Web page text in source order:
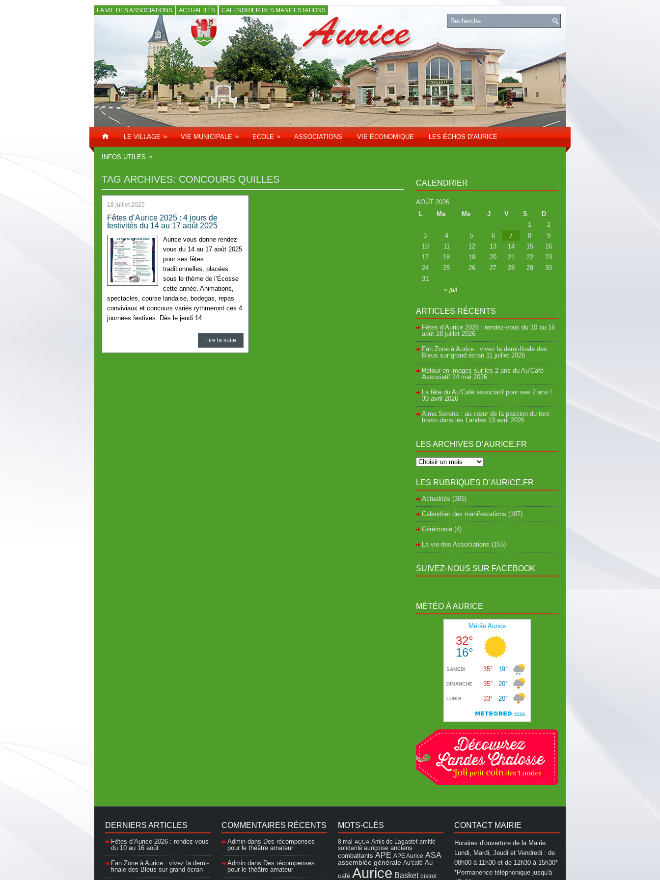
LA VIE DES ASSOCIATIONS ACTUALITÉS CALENDRIER DES MANIFESTATIONS
LE VILLAGE » VIE MUNICIPALE » ECOLE » ASSOCIATIONS VIE ÉCONOMIQUE LES ÉCHOS D’AURICE
INFOS UTILES »
TAG ARCHIVES: CONCOURS QUILLES
18 juillet 2025
Fêtes d’Aurice 2025 : 4 jours de
festivités du 14 au 17 août 2025
Aurice vous donne rendez-
vous du 14 au 17 août 2025
pour ses fêtes
traditionnelles, placées
sous le thème de l’Écosse
cette année. Animations,
spectacles, course landaise, bodegas, repas
conviviaux et concours variés rythmeront ces 4
journées festives. Dès le jeudi 14
Lire la suite
CALENDRIER
AOÛT 2026
L
Ma Me J V S D
« juil
1
2
3
4 5 6 7 8
9
10
11 12 13 14 15
16
17
18 19 20 21 22
23
24
25 26 27 28 29
30
31
ARTICLES RÉCENTS
Fêtes d’Aurice 2026 : rendez-vous du 10 au 16
août 28 juillet 2026
Fan Zone à Aurice : vivez la demi-finale des
Bleus sur grand écran 11 juillet 2026
Retour en images sur les 2 ans du Au’Café
Associatif 24 mai 2026
La fête du Au’Café associatif pour ses 2 ans !
30 avril 2026
Alma Serena : au cœur de la passion du toro
bravo dans les Landes 13 avril 2026
LES ARCHIVES D’AURICE.FR
LES RUBRIQUES D’AURICE.FR
Actualités (305)
Calendrier des manifestations (107)
Cérémonie (4)
La vie des Associations (155)
SUIVEZ-NOUS SUR FACEBOOK
MÉTÉO À AURICE
DERNIERS ARTICLES
Fêtes d’Aurice 2026 : rendez-vous
du 10 au 16 août
Fan Zone à Aurice : vivez la demi-
finale des Bleus sur grand écran
COMMENTAIRES RÉCENTS
Admin dans Des récompenses
pour le théâtre amateur
Admin dans Des récompenses
pour le théâtre amateur
MOTS-CLÉS
8 mai ACCA Amis de Lagastet amitié
solidarité auriçoise anciens
combattants APE APE Aurice ASA
assemblée générale Au'café Au
café Aurice Basket bistrot
CONTACT MAIRIE
Horaires d'ouverture de la Mairie:
Lundi, Mardi, Jeudi et Vendredi : de
08h00 à 11h30 et de 12h30 à 15h30*
*Permanence téléphonique jusqu'à